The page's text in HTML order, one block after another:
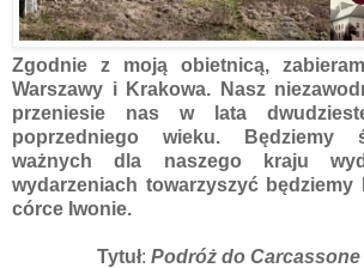
Zgodnie z moją obietnicą,
Warszawy i Krakowa. Nasz
przeniesie nas w lata
poprzedniego wieku. Będziemy
ważnych dla naszego kraju
wydarzeniach towarzyszyć
córce Iwonie.
Tytuł: Podróż do Carcassone